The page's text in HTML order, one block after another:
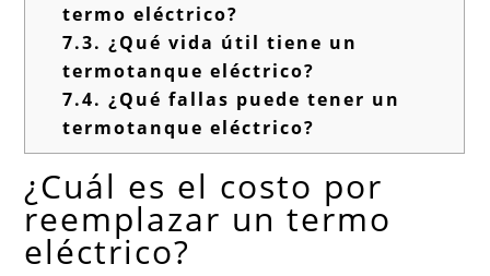
termo eléctrico?
7.3. ¿Qué vida útil tiene un
termotanque eléctrico?
7.4. ¿Qué fallas puede tener un
termotanque eléctrico?
¿Cuál es el costo por
reemplazar un termo
eléctrico?